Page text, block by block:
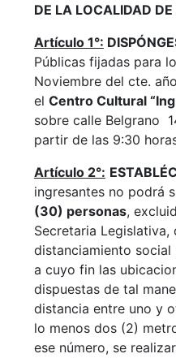
DE LA LOCALIDAD
Artículo 1°:
Públicas fijadas para
Noviembre del cte.
el Centro Cultural
sobre calle Belgrano
partir de las 9:30
Artículo 2°:
ingresantes no podrá
(30) personas,
Secretaria
distanciamiento
a cuyo fin las
dispuestas de tal
distancia entre uno y
lo menos dos (2)
ese número, se